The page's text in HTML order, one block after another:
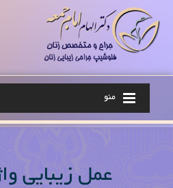
منو
عمل زیبایی